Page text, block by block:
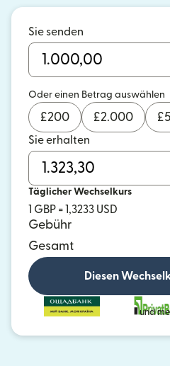
Sie senden
Oder einen Betrag auswählen
£200 £2.000 £
Sie erhalten
Täglicher Wechselkurs
1 GBP = 1,3233 USD
Gebühr
Gesamt
Diesen
und